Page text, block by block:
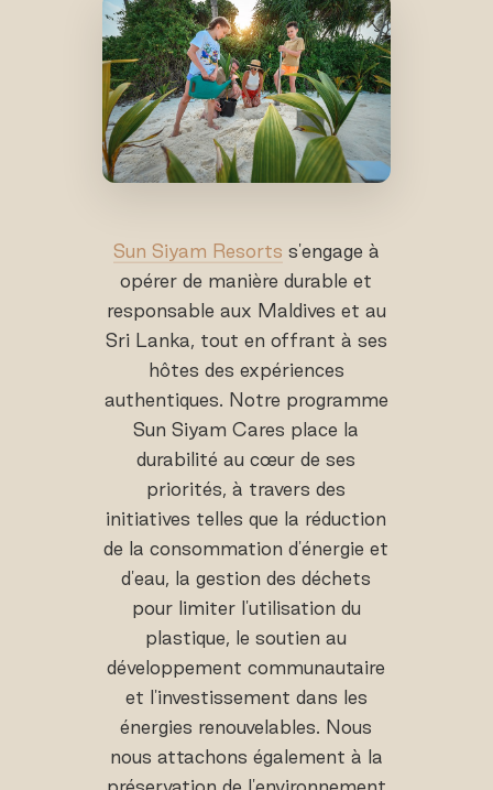
Sun Siyam Resorts s'engage à
opérer de manière durable et
responsable aux Maldives et au
Sri Lanka, tout en offrant à ses
hôtes des expériences
authentiques. Notre programme
Sun Siyam Cares place la
durabilité au cœur de ses
priorités, à travers des
initiatives telles que la réduction
de la consommation d'énergie et
d'eau, la gestion des déchets
pour limiter l'utilisation du
plastique, le soutien au
développement communautaire
et l'investissement dans les
énergies renouvelables. Nous
nous attachons également à la